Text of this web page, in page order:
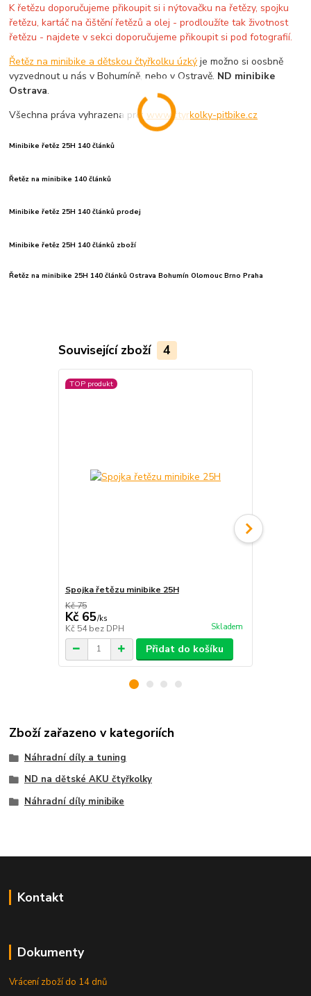
K řetězu doporučujeme přikoupit si i nýtovačku na řetězy, spojku
řetězu, kartáč na čištění řetězů a olej - prodloužíte tak životnost
řetězu - najdete v sekci doporučujeme přikoupit si pod fotografií.
Řetěz na minibike a dětskou čtyřkolku úzký je možno si oosbně
vyzvednout u nás v Bohumíně, nebo v Ostravě. ND minibike
Ostrava.
Všechna práva vyhrazena pro:www.ctyrkolky-pitbike.cz
Minibike řetěz 25H 140 článků
Řetěz na minibike 140 článků
Minibike řetěz 25H 140 článků prodej
Minibike řetěz 25H 140 článků zboží
Řetěz na minibike 25H 140 článků Ostrava Bohumín Olomouc Brno Praha
Související zboží 4
TOP produkt
Spojka řetězu minibike 25H
Kč 75
Kč 65/ks
Kč 54bez DPH Skladem
Přidat do košíku
Zboží zařazeno v kategoriích
Náhradní díly a tuning
ND na dětské AKU čtyřkolky
Náhradní díly minibike
Kontakt
Dokumenty
Vrácení zboží do 14 dnů